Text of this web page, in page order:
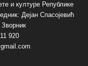
и културе Републике
Дејан Спасојевић
920